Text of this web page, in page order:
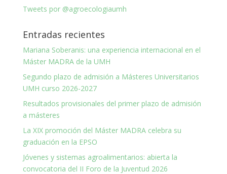
Tweets por @agroecologiaumh
Entradas recientes
Mariana Soberanis: una experiencia internacional en el
Máster MADRA de la UMH
Segundo plazo de admisión a Másteres Universitarios
UMH curso 2026-2027
Resultados provisionales del primer plazo de admisión
a másteres
La XIX promoción del Máster MADRA celebra su
graduación en la EPSO
Jóvenes y sistemas agroalimentarios: abierta la
convocatoria del II Foro de la Juventud 2026